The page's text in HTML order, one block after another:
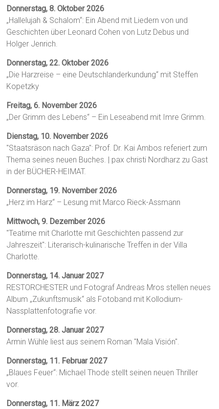
Donnerstag, 8. Oktober 2026
„Hallelujah & Schalom“: Ein Abend mit Liedern von und
Geschichten über Leonard Cohen von Lutz Debus und
Holger Jenrich.
Donnerstag, 22. Oktober 2026
„Die Harzreise – eine Deutschlanderkundung“ mit Steffen
Kopetzky
Freitag, 6. November 2026
„Der Grimm des Lebens“ – Ein Leseabend mit Imre Grimm.
Dienstag, 10. November 2026
"Staatsräson nach Gaza": Prof. Dr. Kai Ambos referiert zum
Thema seines neuen Buches. | pax christi Nordharz zu Gast
in der BÜCHER-HEIMAT.
Donnerstag, 19. November 2026
„Herz im Harz“ – Lesung mit Marco Rieck-Assmann
Mittwoch, 9. Dezember 2026
"Teatime mit Charlotte mit Geschichten passend zur
Jahreszeit": Literarisch-kulinarische Treffen in der Villa
Charlotte.
Donnerstag, 14. Januar 2027
RESTORCHESTER und Fotograf Andreas Mros stellen neues
Album „Zukunftsmusik“ als Fotoband mit Kollodium-
Nassplattenfotografie vor.
Donnerstag, 28. Januar 2027
Armin Wühle liest aus seinem Roman "Mala Visión".
Donnerstag, 11. Februar 2027
„Blaues Feuer“: Michael Thode stellt seinen neuen Thriller
vor.
Donnerstag, 11. März 2027